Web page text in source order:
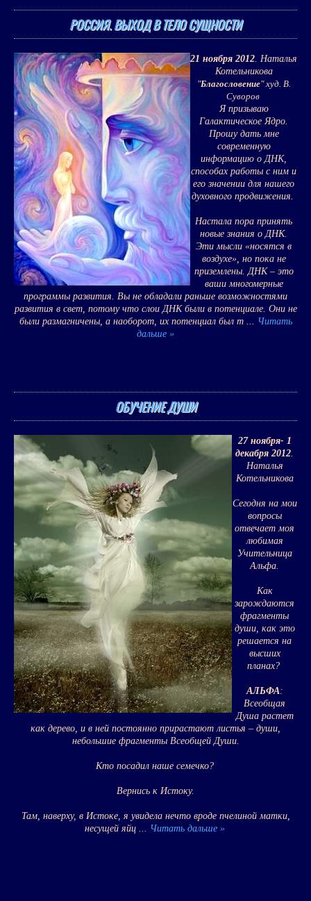
РОССИЯ. ВЫХОД В ТЕЛО СУЩНОСТИ
21 ноября 2012 . Наталья
Котельникова
"Благословение" худ. В.
Суворов
Я призываю
Галактическое Ядро.
Прошу дать мне
современную
информацию о ДНК,
способах работы с ним и
его значении для нашего
духовного продвижения.
Настала пора принять
новые знания о ДНК.
Эти мысли «носятся в
воздухе», но пока не
приземлены. ДНК – это
ваши многомерные
программы развития. Вы не обладали раньше возможностями
развития в свет, потому что слои ДНК были в потенциале. Они не
были размагничены, а наоборот, их потенциал был т
Читать
дальше »
ОБУЧЕНИЕ ДУШИ
27 ноября- 1
декабря 2012
Наталья
Котельникова
Сегодня на мои
вопросы
отвечает моя
любимая
Учительница
Альфа.
Как
зарождаются
фрагменты
души, как это
решается на
высших
планах?
АЛЬФА :
Всеобщая
Душа растет
как дерево, и в ней постоянно прирастают листья – души,
небольшие фрагменты Всеобщей Души.
Кто посадил наше семечко?
Вернись к Истоку.
Там, наверху, в Истоке, я увидела нечто вроде пчелиной матки,
несущей яйц
Читать дальше »